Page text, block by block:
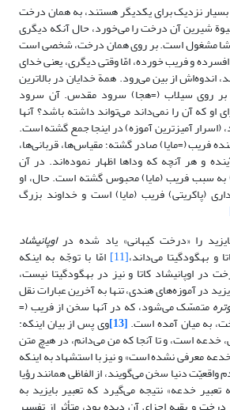
نزدیک برای یکدیگر هستند، به همان درخت
شیرین آن درخت را می‌خورد، حال آنکه دیگری
مشغول است. بر روی همان درخت، شخصی است
و فریب خورده، امّا وقتی دیگری، یعنی خدای
اندوه‌اش از بین می‌رود. همة خدایان در بالاترین
بر روی سیلاب (=هجا) سرود مقدس. آن سرود
او که آن را نمی‌داند می‌تواند داشته باشد؟ آنها
(اسرار آمیزترین آموزه) در اینجا جمع گشته است.
فریب (=مایا) صادر گشته؛ مقیاس‌ها، قربانی‌ها،
و هر آنچه که وداها اظهار نموده‌اند. در آن
به سبب فریب (مایا) محبوس گشته است. حال، او
(پاکریتی) فریب (مایا) است و خداوند بزرگ
را «درخت کیهانی» یاد شده دراوپانیشاد
و بهگودگیتا می‌داند،[11] امّا با توجّه به اینکه
اوپانیشاد کاتا و نیز در بهگودگیتا نیست،
در آموزه‌های هندی، تنها به آخرین عبارات نقل
متمسّک می‌شود، که در آنها سخن از فریب (=
به میان آمده است.[13] وی پس از بیان اینکه:
خدعه است، و تا آنجا که من می‌دانم، در هیچ متن
معرفی نشده است» و نیز با استشهاد به اینکه
دنیا سخن می‌گویند، از الفاظی همانند رؤیا
تعبیر خدعه» نتیجه می‌گیرد که تعبیر بایزید به